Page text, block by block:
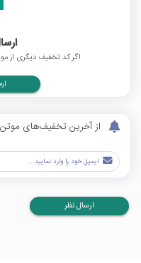
اگر کد تخفیف دیگری از
از آخرین تخفیف‌های موتن
ارسال نظر